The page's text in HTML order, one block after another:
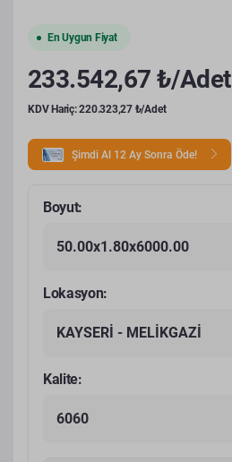
En Uygun Fiyat
233.542,67 ₺/Adet
KDV Hariç: 220.323,27 ₺/Adet
Şimdi Al 12 Ay Sonra Öde!
Boyut:
50.00x1.80x6000.00
Lokasyon:
KAYSERİ - MELİKGAZİ
Kalite:
6060